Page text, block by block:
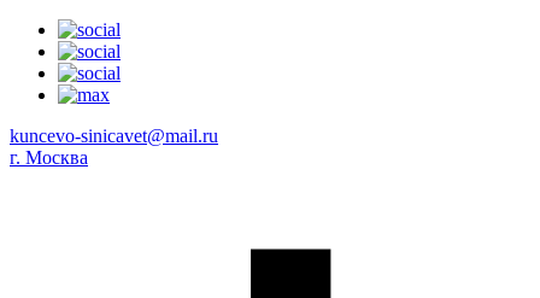
kuncevo-sinicavet@mail.ru
г. Москва